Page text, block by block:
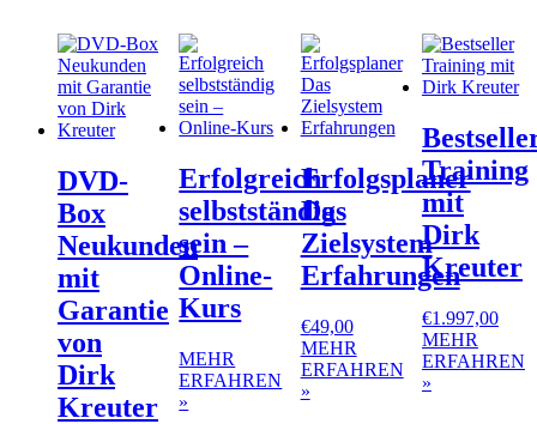
DVD-
Box
Neukunden
mit
Garantie
von
Dirk
Kreuter
Erfolgreich
selbstständig
sein –
Online-
Kurs
MEHR
ERFAHREN
»
Erfolgsplaner
Das
Zielsystem
Erfahrungen
€49,00
MEHR
ERFAHREN
»
Training
mit
Dirk
Kreuter
€1.997,00
MEHR
ERFAHREN
»